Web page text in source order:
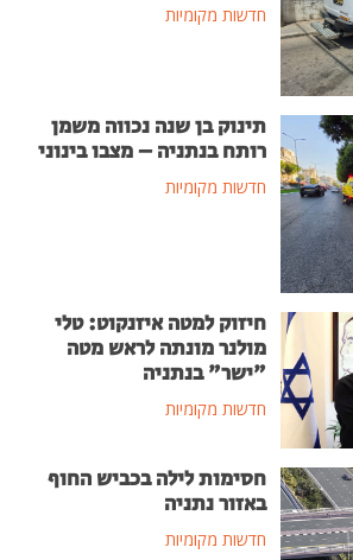
חדשות מקומיות
תינוק בן שנה נכווה משמן
רותח בנתניה – מצבו בינוני
חדשות מקומיות
חיזוק למטה איזנקוט: טלי
מולנר מונתה לראש מטה
"ישר" בנתניה
חדשות מקומיות
חסימות לילה בכביש החוף
באזור נתניה
חדשות מקומיות